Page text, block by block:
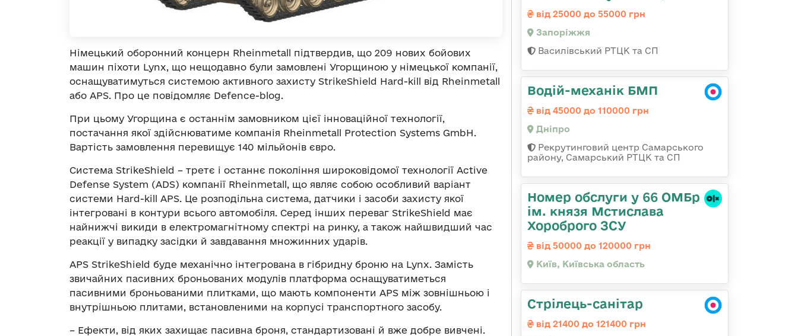
Німецький оборонний концерн Rheinmetall підтвердив, що 209 нових бойових
машин піхоти Lynx, що нещодавно були замовлені Угорщиною у німецької компанії,
оснащуватимуться системою активного захисту StrikeShield Hard-kill від Rheinmetall
або APS. Про це повідомляє Defence-blog.
При цьому Угорщина є останнім замовником цієї інноваційної технології,
постачання якої здійснюватиме компанія Rheinmetall Protection Systems GmbH.
Вартість замовлення перевищує 140 мільйонів євро.
Система StrikeShield – третє і останнє покоління широковідомої технології Active
Defense System (ADS) компанії Rheinmetall, що являє собою особливий варіант
системи Hard-kill APS. Це розподільна система, датчики і засоби захисту якої
інтегровані в контури всього автомобіля. Серед інших переваг StrikeShield має
найнижчі викиди в електромагнітному спектрі на ринку, а також найшвидший час
реакції у випадку засідки й завдавання множинних ударів.
APS StrikeShield буде механічно інтегрована в гібридну броню на Lynx. Замість
звичайних пасивних броньованих модулів платформа оснащуватиметься
пасивними броньованими плитками, що мають компоненти APS між зовнішньою і
внутрішньою плитами, встановленими на корпусі транспортного засобу.
– Ефекти, від яких захищає пасивна броня, стандартизовані й вже добре вивчені.
від 25000 до 55000 грн
Запоріжжя
Василівський РТЦК та СП
Водій-механік БМП
від 45000 до 110000 грн
Дніпро
Рекрутинговий центр Самарського
району, Самарський РТЦК та СП
Номер обслуги у 66 ОМБр
ім. князя Мстислава
Хороброго ЗСУ
від 50000 до 120000 грн
Київ, Київська область
Стрілець-санітар
від 21400 до 121400 грн